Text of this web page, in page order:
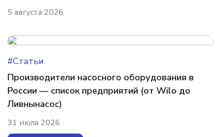
5 августа 2026
#Статьи
Производители насосного оборудования в
России — список предприятий (от Wilo до
Ливнынасос)
31 июля 2026